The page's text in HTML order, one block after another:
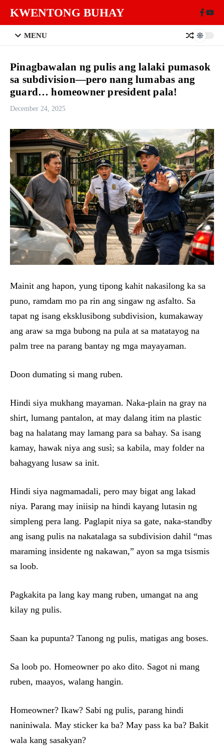
KWENTONG BUHAY
MENU
Pinagbawalan ng pulis ang lalaki pumasok
sa subdivision—pero nang lumabas ang
guard… homeowner president pala!
December 24, 2025
Mainit ang hapon, yung tipong kahit nakasilong ka sa
puno, ramdam mo pa rin ang singaw ng asfalto. Sa
tapat ng isang eksklusibong subdivision, kumakaway
ang araw sa mga bubong na pula at sa matatayog na
palm tree na parang bantay ng mga mayayaman.
Doon dumating si mang ruben.
Hindi siya mukhang mayaman. Naka-plain na gray na
shirt, lumang pantalon, at may dalang itim na plastic
bag na halatang may lamang para sa bahay. Sa isang
kamay, hawak niya ang susì; sa kabila, may folder na
bahagyang lusaw sa init.
Hindi siya nagmamadali, pero may bigat ang lakad
niya. Parang may iniisip na hindi kayang lutasin ng
simpleng pera lang. Paglapit niya sa gate, naka-standby
ang isang pulis na nakatalaga sa subdivision dahil “mas
maraming insidente ng nakawan,” ayon sa mga tsismis
sa loob.
Pagkakita pa lang kay mang ruben, umangat na ang
kilay ng pulis.
Saan ka pupunta? Tanong ng pulis, matigas ang boses.
Sa loob po. Homeowner po ako dito. Sagot ni mang
ruben, maayos, walang hangin.
Homeowner? Ikaw? Sabi ng pulis, parang hindi
naniniwala. May sticker ka ba? May pass ka ba? Bakit
wala kang sasakyan?